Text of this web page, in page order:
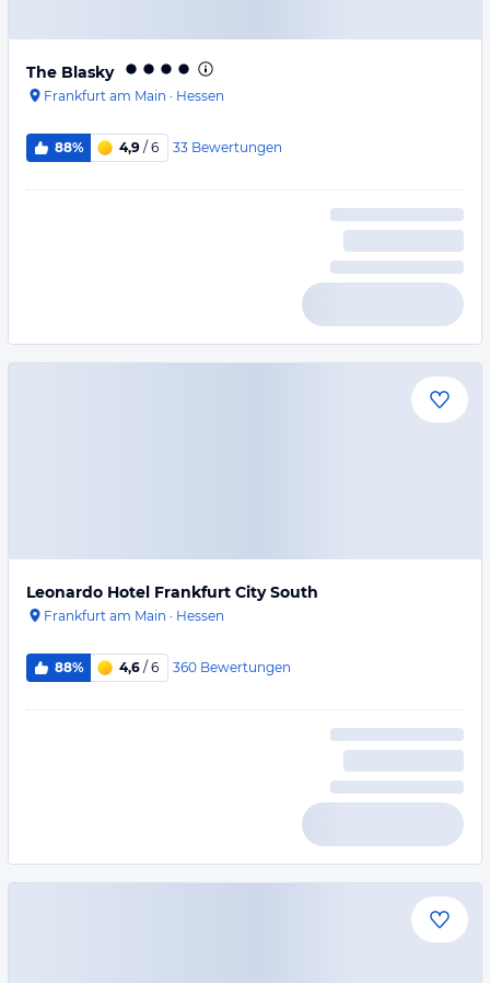
The Blasky
Frankfurt am Main · Hessen
88% 4,9 / 6 33 Bewertungen
Leonardo Hotel Frankfurt City South
Frankfurt am Main · Hessen
88% 4,6 / 6 360 Bewertungen